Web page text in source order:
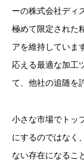
ーの株式会社ディ
極めて限定された
アを維持していま
応える最適な加工
て、他社の追随を
小さな市場でトッ
にするのではなく
ない存在になるこ